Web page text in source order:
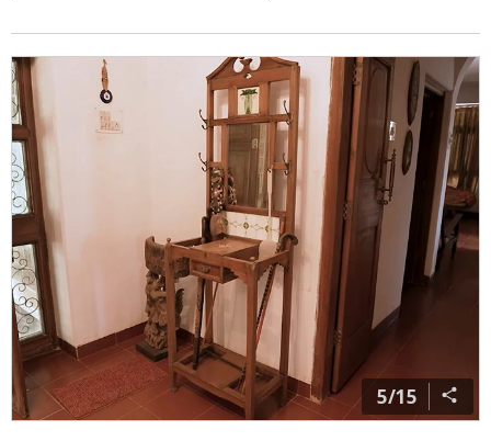
5/15